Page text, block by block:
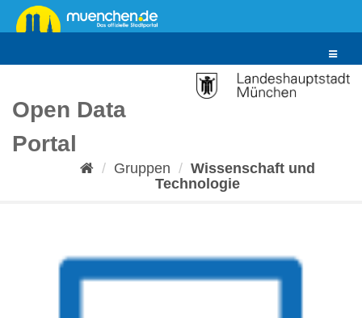
Überspringen
zum
Toggle
Open Data
Portal
Gruppen
Wissenschaft und
Technologie